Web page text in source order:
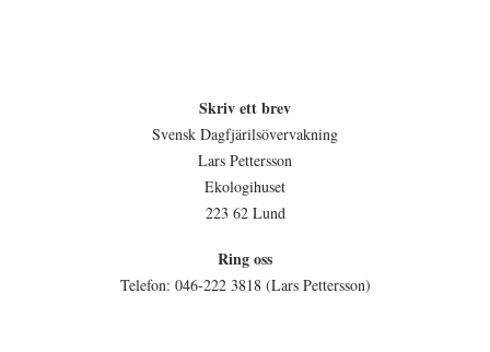
Skriv ett brev
Svensk Dagfjärilsövervakning
Lars Pettersson
Ekologihuset
223 62 Lund
Ring oss
Telefon: 046-222 3818 (Lars Pettersson)